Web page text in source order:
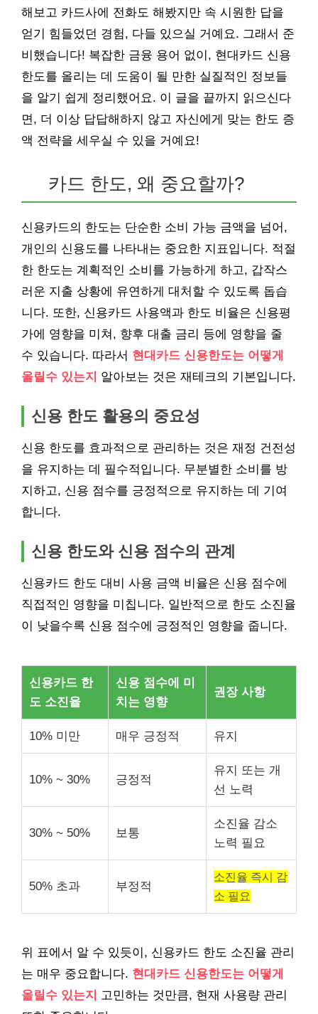
해보고 카드사에 전화도 해봤지만 속 시원한 답을
얻기 힘들었던 경험, 다들 있으실 거예요. 그래서 준
비했습니다! 복잡한 금융 용어 없이, 현대카드 신용
한도를 올리는 데 도움이 될 만한 실질적인 정보들
을 알기 쉽게 정리했어요. 이 글을 끝까지 읽으신다
면, 더 이상 답답해하지 않고 자신에게 맞는 한도 증
액 전략을 세우실 수 있을 거예요!
카드 한도, 왜 중요할까?
신용카드의 한도는 단순한 소비 가능 금액을 넘어,
개인의 신용도를 나타내는 중요한 지표입니다. 적절
한 한도는 계획적인 소비를 가능하게 하고, 갑작스
러운 지출 상황에 유연하게 대처할 수 있도록 돕습
니다. 또한, 신용카드 사용액과 한도 비율은 신용평
가에 영향을 미쳐, 향후 대출 금리 등에 영향을 줄
수 있습니다. 따라서 현대카드 신용한도는 어떻게
올릴수 있는지 알아보는 것은 재테크의 기본입니다.
신용 한도 활용의 중요성
신용 한도를 효과적으로 관리하는 것은 재정 건전성
을 유지하는 데 필수적입니다. 무분별한 소비를 방
지하고, 신용 점수를 긍정적으로 유지하는 데 기여
합니다.
신용 한도와 신용 점수의 관계
신용카드 한도 대비 사용 금액 비율은 신용 점수에
직접적인 영향을 미칩니다. 일반적으로 한도 소진율
이 낮을수록 신용 점수에 긍정적인 영향을 줍니다.
신용카드 한
도 소진율
신용 점수에 미
치는 영향
권장 사항
10% 미만 매우 긍정적 유지
10% ~ 30% 긍정적
유지 또는 개
선 노력
30% ~ 50% 보통
소진율 감소
노력 필요
50% 초과 부정적
소진율 즉시 감
소 필요
위 표에서 알 수 있듯이, 신용카드 한도 소진율 관리
는 매우 중요합니다. 현대카드 신용한도는 어떻게
올릴수 있는지 고민하는 것만큼, 현재 사용량 관리